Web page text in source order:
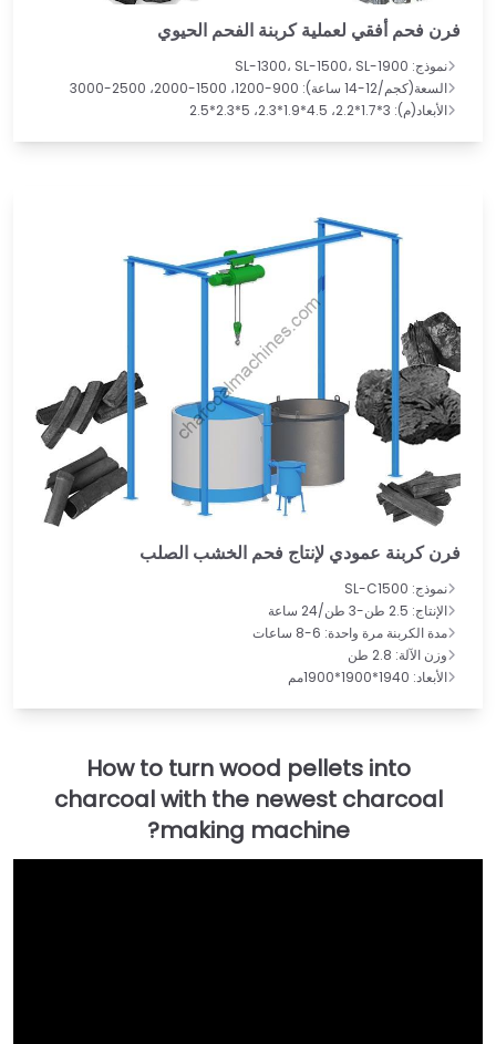
فرن فحم أفقي لعملية كربنة الفحم الحيوي
نموذج: SL-1300، SL-1500، SL-1900
السعة(كجم/12-14 ساعة): 900-1200، 1500-2000، 2500-3000
الأبعاد(م): 3*1.7*2.2، 4.5*1.9*2.3، 5*2.3*2.5
فرن كربنة عمودي لإنتاج فحم الخشب الصلب
نموذج: SL-C1500
الإنتاج: 2.5 طن-3 طن/24 ساعة
مدة الكربنة مرة واحدة: 6-8 ساعات
وزن الآلة: 2.8 طن
الأبعاد: 1940*1900*1900مم